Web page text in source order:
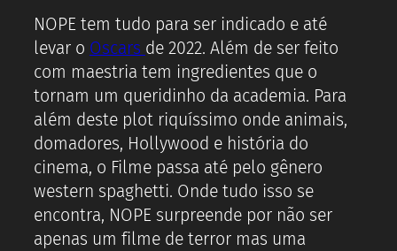
NOPE tem tudo para ser indicado e até
levar o Oscars de 2022. Além de ser feito
com maestria tem ingredientes que o
tornam um queridinho da academia. Para
além deste plot riquíssimo onde animais,
domadores, Hollywood e história do
cinema, o Filme passa até pelo gênero
western spaghetti. Onde tudo isso se
encontra, NOPE surpreende por não ser
apenas um filme de terror mas uma